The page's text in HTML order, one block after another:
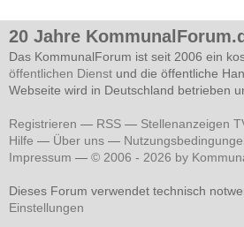
20 Jahre
Das KommunalForum ist seit 2006 ein
öffentlichen Dienst und die öffentliche
Webseite wird in Deutschland betrieben
Registrieren — RSS — Stellenanzeigen
Hilfe — Über uns —
Impressum — © 2006 - 2026 by
Dieses Forum verwendet technisch
Einstellungen